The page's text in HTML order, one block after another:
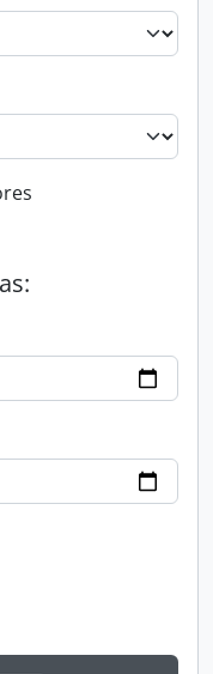
superior